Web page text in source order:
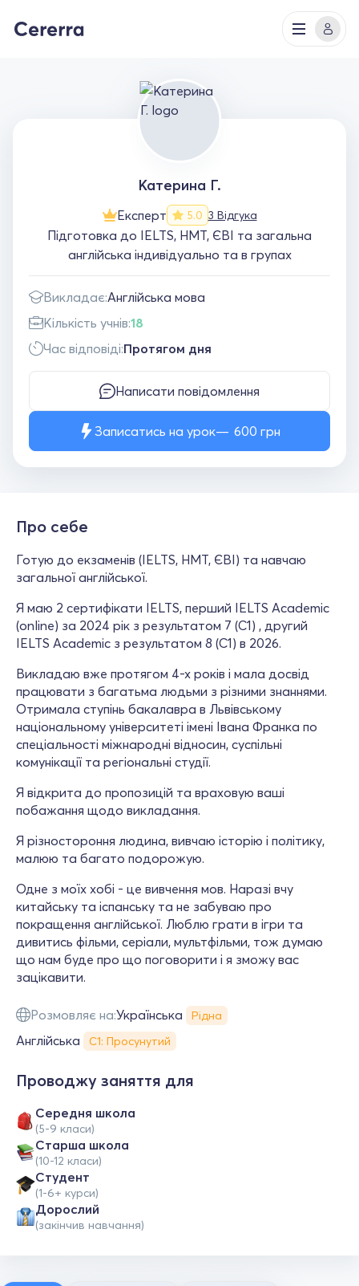
Катерина Г.
Експерт 5.0 3 Відгука
Підготовка до IELTS, НМТ, ЄВІ та загальна
англійська індивідуально та в групах
Викладає:Англійська мова
Кількість учнів:18
Час відповіді:Протягом дня
Написати повідомлення
Записатись на урок 600 грн
Про себе
Готую до екзаменів (IELTS, НМТ, ЄВІ) та навчаю
загальної англійської.
Я маю 2 сертифікати IELTS, перший IELTS Academic
(online) за 2024 рік з результатом 7 (C1) , другий
IELTS Academic з результатом 8 (C1) в 2026.
Викладаю вже протягом 4-х років і мала досвід
працювати з багатьма людьми з різними знаннями.
Отримала ступінь бакалавра в Львівському
національному університеті імені Івана Франка по
спеціальності міжнародні відносин, суспільні
комунікації та регіональні студії.
Я відкрита до пропозицій та враховую ваші
побажання щодо викладання.
Я різностороння людина, вивчаю історію і політику,
малюю та багато подорожую.
Одне з моїх хобі - це вивчення мов. Наразі вчу
китайську та іспанську та не забуваю про
покращення англійської. Люблю грати в ігри та
дивитись фільми, серіали, мультфільми, тож думаю
що нам буде про що поговорити і я зможу вас
зацікавити.
Розмовляє на:Українська Рідна
Англійська С1: Просунутий
Проводжу заняття для
Середня школа
(5-9 класи)
Старша школа
(10-12 класи)
Студент
(1-6+ курси)
Дорослий
(закінчив навчання)